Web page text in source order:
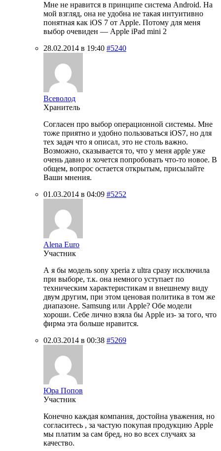
Мне не нравится в принципе система Android. На
мой взгляд, она не удобна не такая интуитивно
понятная как iOS 7 от Apple. Потому для меня
выбор очевиден — Apple iPad mini 2
28.02.2014 в 19:40 #5240
Всеволод
Хранитель
Согласен про выбор операционной системы. Мне
тоже приятно и удобно пользоваться iOS7, но для
тех задач что я описал, это не столь важно.
Возможно, сказывается то, что у меня apple уже
очень давно и хочется попробовать что-то новое. В
общем, вопрос остается открытым, присылайте
Ваши мнения.
01.03.2014 в 04:09 #5252
Alena Euro
Участник
А я бы модель sony xperia z ultra сразу исключила
при выборе, т.к. она немного уступает по
техническим характеристикам и внешнему виду
двум другим, при этом ценовая политика в том же
диапазоне. Samsung или Apple? Обе модели
хороши. Себе лично взяла бы Apple из- за того, что
фирма эта больше нравится.
02.03.2014 в 00:38 #5269
Юра Попов
Участник
Конечно каждая компания, достойна уважения, но
согласитесь , за частую покупая продукцию Apple
мы платим за сам бред, но во всех случаях за
качество.